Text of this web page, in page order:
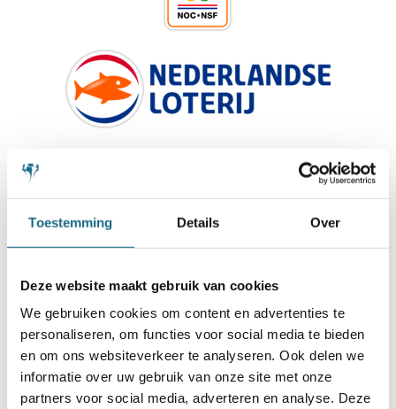
Toestemming Details Over
Deze website maakt gebruik van cookies
We gebruiken cookies om content en advertenties te
personaliseren, om functies voor social media te bieden
en om ons websiteverkeer te analyseren. Ook delen we
informatie over uw gebruik van onze site met onze
partners voor social media, adverteren en analyse. Deze